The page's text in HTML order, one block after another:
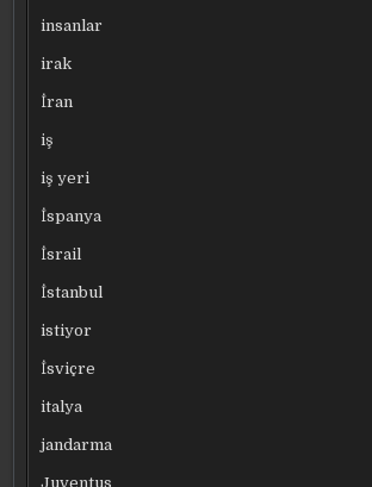
insanlar
irak
İran
iş
iş yeri
İspanya
İsrail
İstanbul
istiyor
İsviçre
italya
jandarma
Juventus